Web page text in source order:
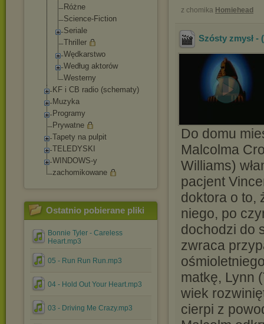
Różne
Science-Fiction
Seriale
Thriller
Wędkarstwo
Według aktorów
Westerny
KF i CB radio (schematy)
Muzyka
Programy
Prywatne
Tapety na pulpit
TELEDYSKI
WINDOWS-y
zachomikowane
Ostatnio pobierane pliki
Bonnie Tyler - Careless
Heart.mp3
05 - Run Run Run.mp3
04 - Hold Out Your Heart.mp3
03 - Driving Me Crazy.mp3
z chomika Homiehead
Szósty zmysł -
Do domu
Malcolma
Williams)
pacjent
doktora o to,
niego, po
dochodzi do
zwraca
matkę, Lynn
wiek
cierpi z